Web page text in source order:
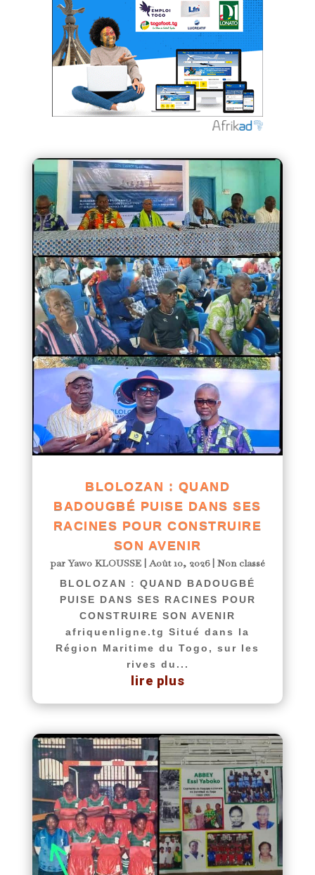
BLOLOZAN : QUAND
BADOUGBÉ PUISE DANS SES
RACINES POUR CONSTRUIRE
SON AVENIR
parYawo KLOUSSE|Août 10, 2026| Non classé
BLOLOZAN : QUAND BADOUGBÉ
PUISE DANS SES RACINES POUR
CONSTRUIRE SON AVENIR
afriquenligne.tg Situé dans la
Région Maritime du Togo, sur les
rives du...
lire plus